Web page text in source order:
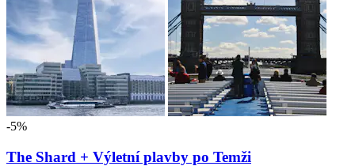
-5%
The Shard + Výletní plavby po Temži